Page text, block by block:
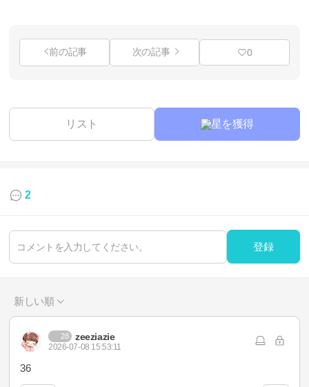
前の記事 次の記事 0
リスト 星を獲得
2
登録
新しい順
28 zeeziazie
2026-07-08 15:53:11
36